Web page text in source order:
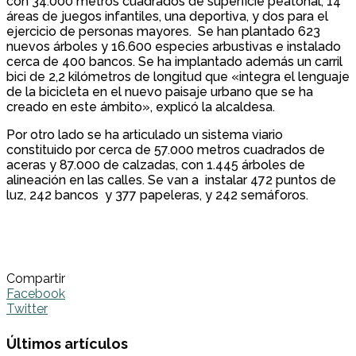
áreas de juegos infantiles, una deportiva, y dos para el
ejercicio de personas mayores. Se han plantado 623
nuevos árboles y 16.600 especies arbustivas e instalado
cerca de 400 bancos. Se ha implantado además un carril
bici de 2,2 kilómetros de longitud que «integra el lenguaje
de la bicicleta en el nuevo paisaje urbano que se ha
creado en este ámbito», explicó la alcaldesa.
Por otro lado se ha articulado un sistema viario
constituido por cerca de 57.000 metros cuadrados de
aceras y 87.000 de calzadas, con 1.445 árboles de
alineación en las calles. Se van a instalar 472 puntos de
luz, 242 bancos y 377 papeleras, y 242 semáforos.
Compartir
Facebook
Twitter
Últimos artículos